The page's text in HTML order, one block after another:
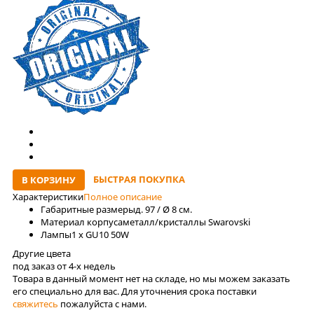
В КОРЗИНУ
БЫСТРАЯ ПОКУПКА
ХарактеристикиПолное описание
Габаритные размерыд. 97 / Ø 8 см.
Материал корпусаметалл/кристаллы Swarovski
Лaмпы1 x GU10 50W
Другие цвета
под заказ от 4-x недель
Товара в данный момент нет на складе, но мы можем заказать
его специально для вас. Для уточнения срока поставки
свяжитесь пожалуйста с нами.